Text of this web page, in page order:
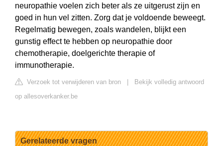
neuropathie voelen zich beter als ze uitgerust zijn en
goed in hun vel zitten. Zorg dat je voldoende beweegt.
Regelmatig bewegen, zoals wandelen, blijkt een
gunstig effect te hebben op neuropathie door
chemotherapie, doelgerichte therapie of
immunotherapie.
Verzoek tot verwijderen van bron
Bekijk volledig antwoord
op allesoverkanker.be
Gerelateerde vragen